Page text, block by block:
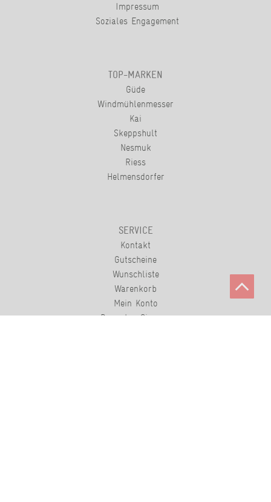
Impressum
Soziales Engagement
TOP-MARKEN
Güde
Windmühlenmesser
Kai
Skeppshult
Nesmuk
Riess
Helmensdorfer
SERVICE
Kontakt
Gutscheine
Wunschliste
Warenkorb
Mein Konto
Bewerten Sie uns.